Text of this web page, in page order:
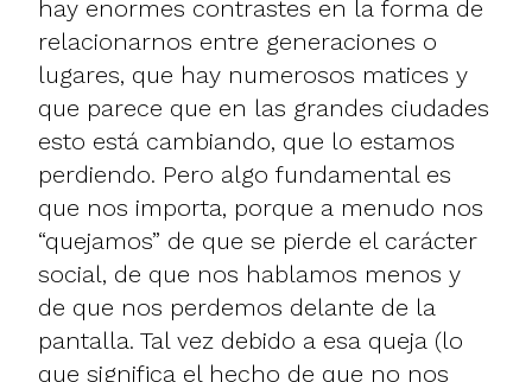
hay enormes contrastes en la forma de
relacionarnos entre generaciones o
lugares, que hay numerosos matices y
que parece que en las grandes ciudades
esto está cambiando, que lo estamos
perdiendo. Pero algo fundamental es
que nos importa, porque a menudo nos
“quejamos” de que se pierde el carácter
social, de que nos hablamos menos y
de que nos perdemos delante de la
pantalla. Tal vez debido a esa queja (lo
que significa el hecho de que no nos